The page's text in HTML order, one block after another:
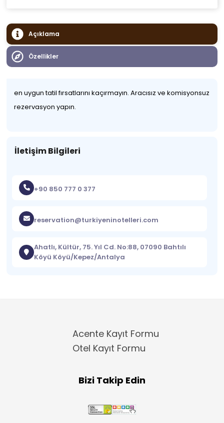
Açıklama
Özellikler
en uygun tatil fırsatlarını kaçırmayın. Aracısız ve komisyonsuz
rezervasyon yapın.
İletişim Bilgileri
+90 850 777 0 377
reservation@turkiyeninotelleri.com
Ahatlı, Kültür, 75. Yıl Cd. No:88, 07090 Bahtılı
Köyü Köyü/Kepez/Antalya
Acente Kayıt Formu
Otel Kayıt Formu
Bizi Takip Edin